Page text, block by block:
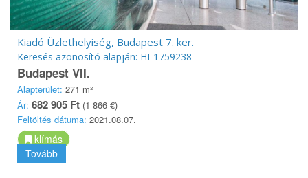
Kiadó Üzlethelyiség, Budapest 7. ker.
Keresés azonosító alapján: HI-1759238
Budapest VII.
Alapterület: 271 m²
Ár: 682 905 Ft (1 866 €)
Feltöltés dátuma: 2021.08.07.
klímás
Tovább